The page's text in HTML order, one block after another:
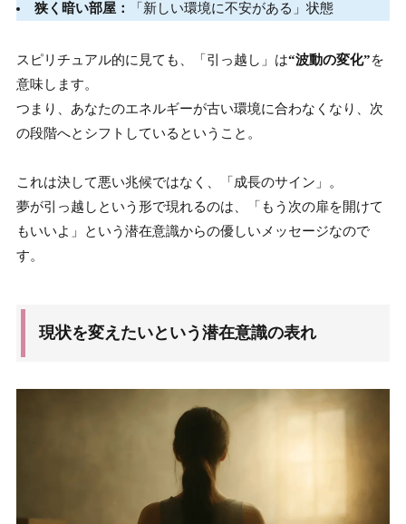
狭く暗い部屋：
「新しい環境に不安がある」状態
スピリチュアル的に見ても、「引っ越し」は“波動の変化”を
意味します。
つまり、あなたのエネルギーが古い環境に合わなくなり、次
の段階へとシフトしているということ。
これは決して悪い兆候ではなく、「成長のサイン」。
夢が引っ越しという形で現れるのは、「もう次の扉を開けて
もいいよ」という潜在意識からの優しいメッセージなので
す。
現状を変えたいという潜在意識の表れ